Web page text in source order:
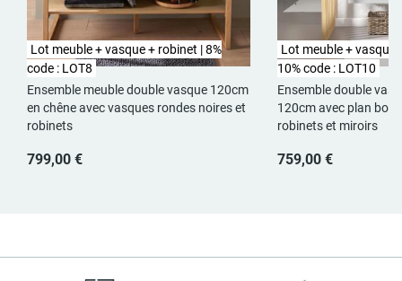
Lot meuble + vasque + robinet | 8%
code : LOT8
Ensemble meuble double vasque 120cm
en chêne avec vasques rondes noires et
robinets
799,00 €
Lot meuble + vasque
10% code : LOT10
Ensemble double
120cm avec plan
robinets et miroirs
759,00 €